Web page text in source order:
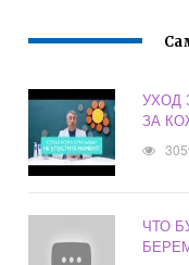
УХОД
ЗА
ЧТО